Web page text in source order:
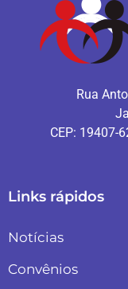
Rua
CEP: 19407-
Links rápidos
Notícias
Convênios